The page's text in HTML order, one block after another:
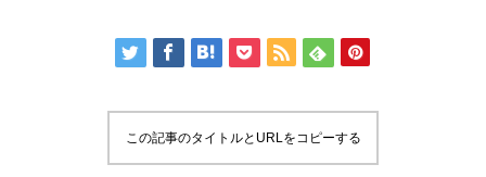
この記事のタイトルとURLをコピーする